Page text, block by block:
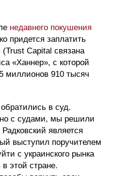
недавнего покушения
придется заплатить
Capital связана
«Ханнер», с которой
миллионов 910 тысяч
в суд.
с судами, мы решили
является
выступил поручителем
с украинского рынка
этой стране.